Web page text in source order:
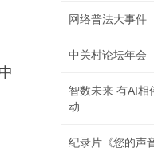
网络普法大事件
中关村论坛年
智数未来 有AI
动
纪录片《您的声